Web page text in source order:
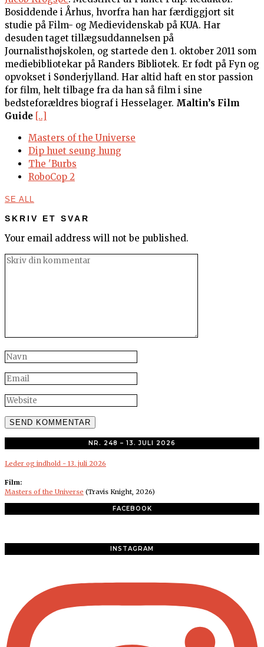
Bosiddende i Århus, hvorfra han har færdiggjort sit
studie på Film- og Medievidenskab på KUA. Har
desuden taget tillægsuddannelsen på
Journalisthøjskolen, og startede den 1. oktober 2011 som
mediebibliotekar på Randers Bibliotek. Er født på Fyn og
opvokset i Sønderjylland. Har altid haft en stor passion
for film, helt tilbage fra da han så film i sine
bedsteforældres biograf i Hesselager. Maltin’s Film
Guide [..]
Masters of the Universe
Dip huet seung hung
The 'Burbs
RoboCop 2
SE ALL
SKRIV ET SVAR
Your email address will not be published.
NR. 248 – 13. JULI 2026
Leder og indhold - 13. juli 2026
Film:
Masters of the Universe (Travis Knight, 2026)
FACEBOOK
INSTAGRAM